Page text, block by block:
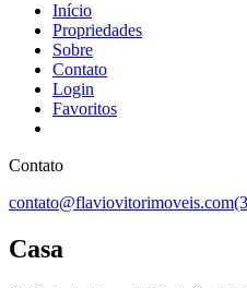
Início
Propriedades
Sobre
Contato
Login
Favoritos
Contato
contato@flaviovitorimoveis.com
Casa